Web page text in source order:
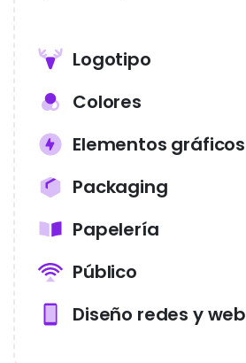
Logotipo
Colores
Elementos gráficos
Packaging
Papelería
Público
Diseño redes y web